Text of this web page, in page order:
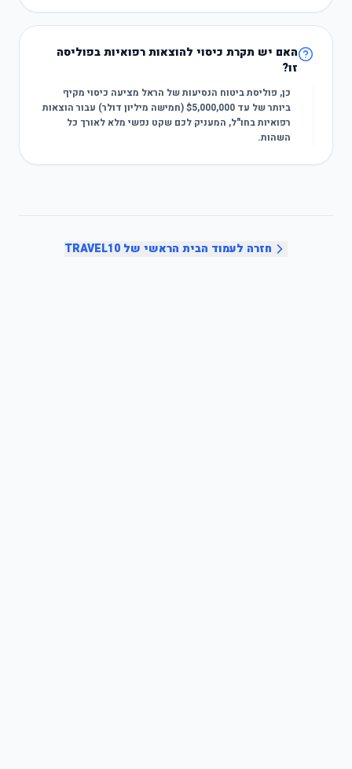
האם יש תקרת כיסוי להוצאות רפואיות בפוליסה
זו?
כן, פוליסת ביטוח הנסיעות של הראל מציעה כיסוי מקיף
ביותר של עד $5,000,000 (חמישה מיליון דולר) עבור הוצאות
רפואיות בחו"ל, המעניק לכם שקט נפשי מלא לאורך כל
השהות.
חזרה לעמוד הבית הראשי של TRAVEL10